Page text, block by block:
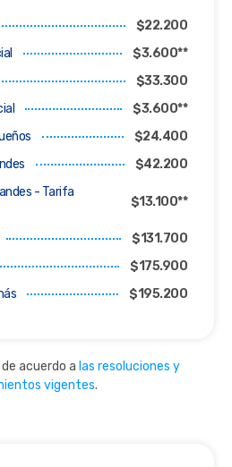
$22.200
$3.600**
$33.300
$3.600**
$24.400
$42.200
- Tarifa
$13.100**
$131.700
$175.900
$195.200
acuerdo a las resoluciones y
vigentes.